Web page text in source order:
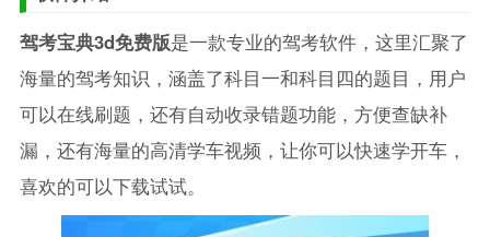
驾考宝典3d免费版是一款专业的驾考软件，这里汇聚了
海量的驾考知识，涵盖了科目一和科目四的题目，用户
可以在线刷题，还有自动收录错题功能，方便查缺补
漏，还有海量的高清学车视频，让你可以快速学开车，
喜欢的可以下载试试。